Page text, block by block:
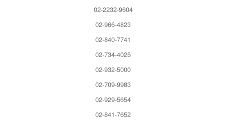
02-2232-9604
02-966-4823
02-840-7741
02-734-4025
02-932-5000
02-709-9983
02-929-5654
02-841-7652